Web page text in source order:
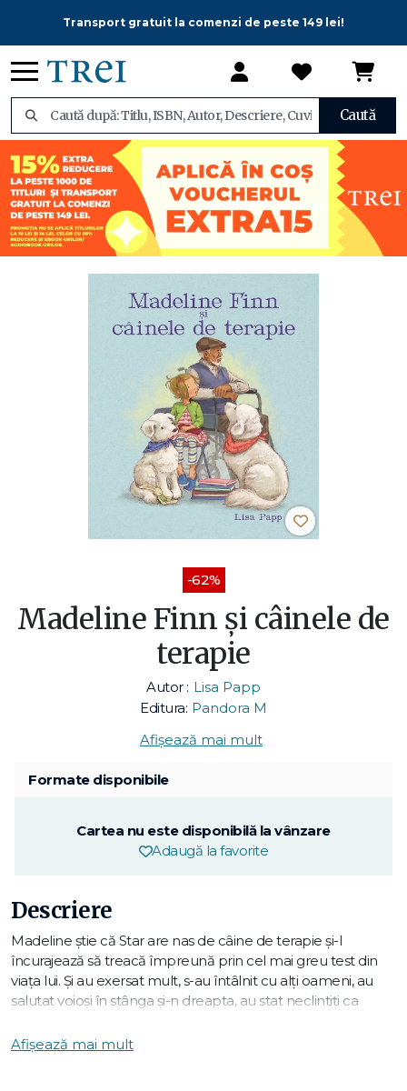
Transport gratuit la comenzi de peste 149 lei!
Caută
-62%
Madeline Finn și câinele de
terapie
Autor : Lisa Papp
Editura: Pandora M
Afișează mai mult
Formate disponibile
Cartea nu este disponibilă la vânzare
Adaugă la favorite
Descriere
Madeline știe că Star are nas de câine de terapie și-l
încurajează să treacă împreună prin cel mai greu test din
viața lui. Și au exersat mult, s-au întâlnit cu alți oameni, au
salutat voioși în stânga și-n dreapta, au stat neclintiți ca
au salutat politicos alți câini care treceau pe lângă ei cu
Afișează mai mult